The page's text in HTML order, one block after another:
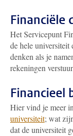
Financiële
Het Servicepunt
de hele universiteit
denken als je
rekeningen
Financieel
Hier vind je meer
universiteit; wat
dat de universiteit